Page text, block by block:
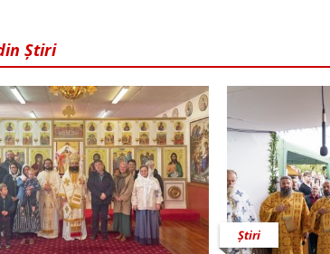
Știri
Știri